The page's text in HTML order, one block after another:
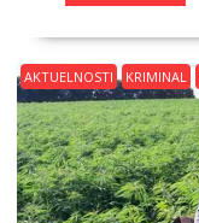
b
o
o
k
d
o
n
AKTUELNOSTI KRIMINAL